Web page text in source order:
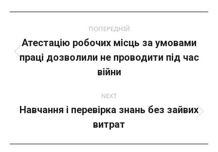
ПОПЕРЕДНІЙ
Попередній
пост:
Атестацію робочих місць за умовами
праці дозволили не проводити під час
війни
NEXT
Next
post:
Навчання і перевірка знань без зайвих
витрат